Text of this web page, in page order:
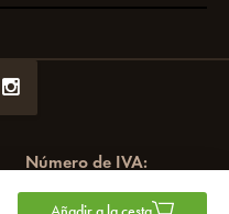
Número de IVA:
NL858964065B01